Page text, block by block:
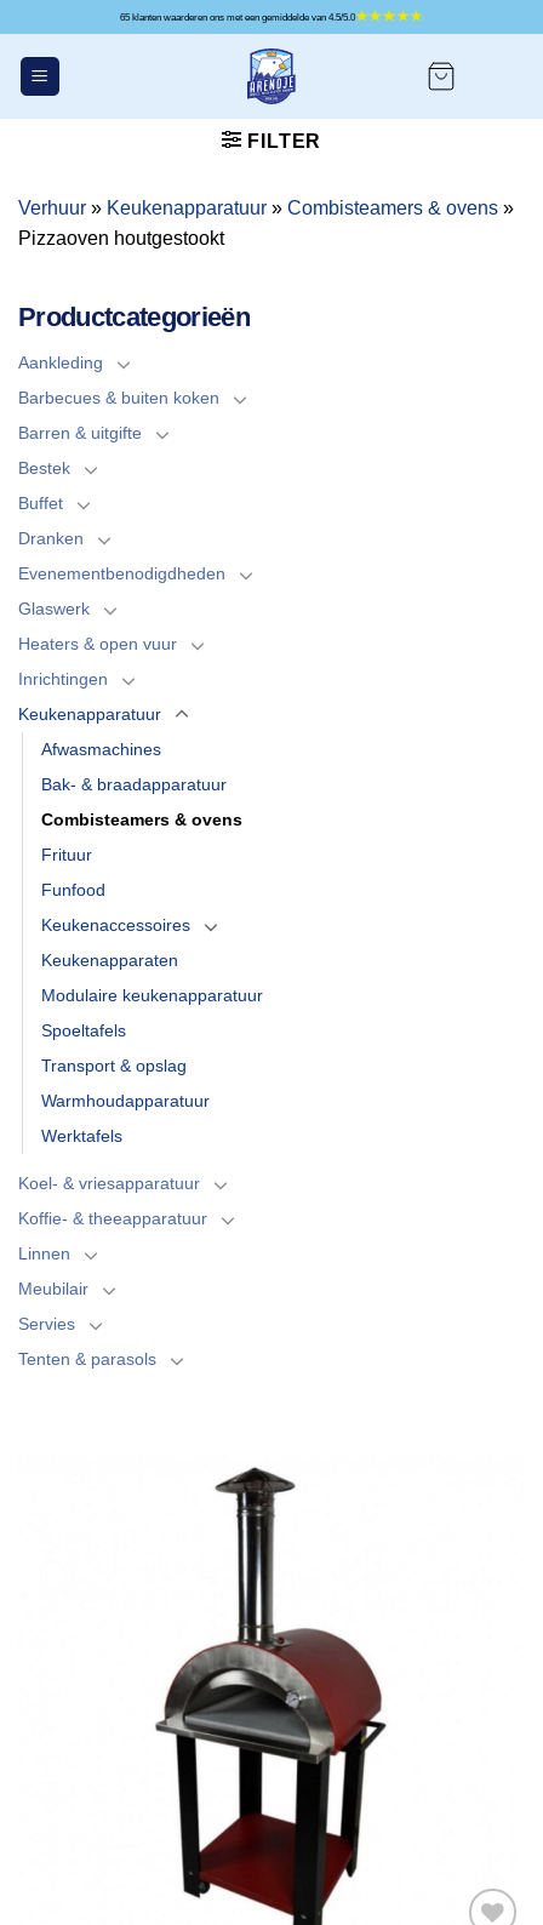
inhoud
65 klanten waarderen ons met een gemiddelde van 4.5/5.0
FILTER
Verhuur » Keukenapparatuur » Combisteamers & ovens »
Pizzaoven houtgestookt
Productcategorieën
Aankleding
Barbecues & buiten koken
Barren & uitgifte
Bestek
Buffet
Dranken
Evenementbenodigdheden
Glaswerk
Heaters & open vuur
Inrichtingen
Keukenapparatuur
Afwasmachines
Bak- & braadapparatuur
Combisteamers & ovens
Frituur
Funfood
Keukenaccessoires
Keukenapparaten
Modulaire keukenapparatuur
Spoeltafels
Transport & opslag
Warmhoudapparatuur
Werktafels
Koel- & vriesapparatuur
Koffie- & theeapparatuur
Linnen
Meubilair
Servies
Tenten & parasols